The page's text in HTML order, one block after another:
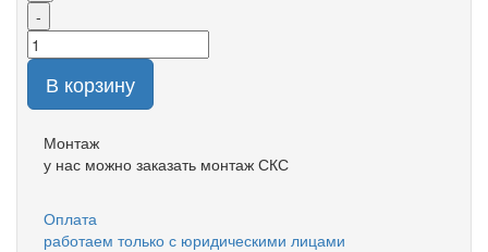
-
В корзину
Монтаж
у нас можно заказать монтаж СКС
Оплата
работаем только с юридическими лицами